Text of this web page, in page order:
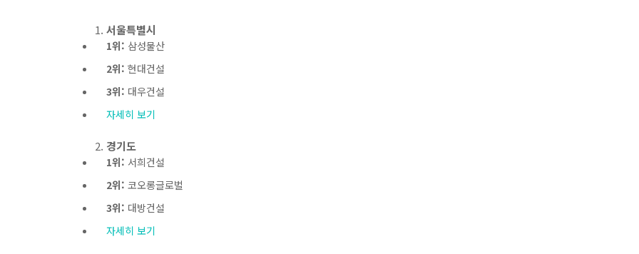
서울특별시
1위: 삼성물산
2위: 현대건설
3위: 대우건설
자세히 보기
경기도
1위: 서희건설
2위: 코오롱글로벌
3위: 대방건설
자세히 보기